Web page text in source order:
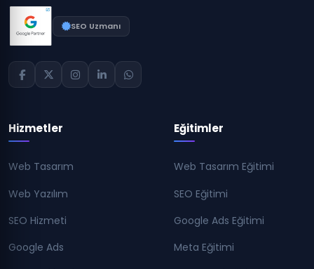
SEO Uzmanı
Hizmetler
Web Tasarım
Web Yazılım
SEO Hizmeti
Google Ads
Eğitimler
Web Tasarım Eğitimi
SEO Eğitimi
Google Ads Eğitimi
Meta Eğitimi